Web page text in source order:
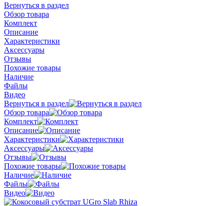
Вернуться в раздел
Обзор товара
Комплект
Описание
Характеристики
Аксессуары
Отзывы
Похожие товары
Наличие
Файлы
Видео
Вернуться в раздел
Обзор товара
Комплект
Описание
Характеристики
Аксессуары
Отзывы
Похожие товары
Наличие
Файлы
Видео